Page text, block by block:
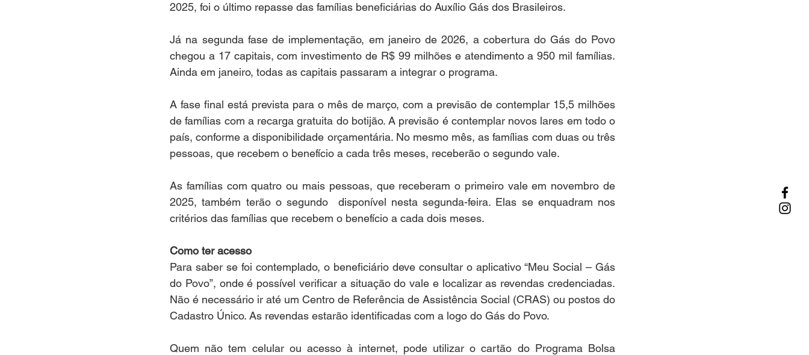
2025, foi o último repasse das famílias beneficiárias do Auxílio Gás dos Brasileiros.
Já na segunda fase de implementação, em janeiro de 2026, a cobertura do Gás do Povo
chegou a 17 capitais, com investimento de R$ 99 milhões e atendimento a 950 mil famílias.
Ainda em janeiro, todas as capitais passaram a integrar o programa.
A fase final está prevista para o mês de março, com a previsão de contemplar 15,5 milhões
de famílias com a recarga gratuita do botijão. A previsão é contemplar novos lares em todo o
país, conforme a disponibilidade orçamentária. No mesmo mês, as famílias com duas ou três
pessoas, que recebem o benefício a cada três meses, receberão o segundo vale.
As famílias com quatro ou mais pessoas, que receberam o primeiro vale em novembro de
2025, também terão o segundo  disponível nesta segunda-feira. Elas se enquadram nos
critérios das famílias que recebem o benefício a cada dois meses.
Como ter acesso
Para saber se foi contemplado, o beneficiário deve consultar o aplicativo “Meu Social – Gás
do Povo”, onde é possível verificar a situação do vale e localizar as revendas credenciadas.
Não é necessário ir até um Centro de Referência de Assistência Social (CRAS) ou postos do
Cadastro Único. As revendas estarão identificadas com a logo do Gás do Povo.
Quem não tem celular ou acesso à internet, pode utilizar o cartão do Programa Bolsa